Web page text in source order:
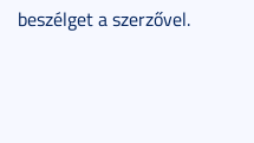
beszélget a szerzővel.